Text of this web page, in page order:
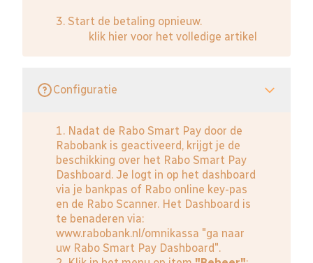
3. Start de betaling opnieuw.
klik hier voor het volledige artikel
Configuratie
1. Nadat de Rabo Smart Pay door de
Rabobank is geactiveerd, krijgt je de
beschikking over het Rabo Smart Pay
Dashboard. Je logt in op het dashboard
via je bankpas of Rabo online key-pas
en de Rabo Scanner. Het Dashboard is
te benaderen via:
www.rabobank.nl/omnikassa "ga naar
uw Rabo Smart Pay Dashboard".